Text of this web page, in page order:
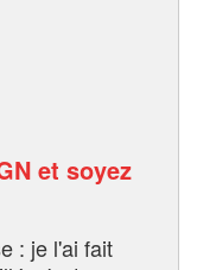
et soyez
: je l'ai fait